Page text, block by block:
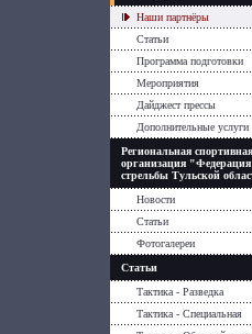
Наши партнёры
Статьи
Программа подготовки
Мероприятия
Дайджест прессы
Дополнительные услуги
Региональная
организация
стрельбы Тульской
Новости
Статьи
Фотогалереи
Статьи
Тактика - Разведка
Тактика - Специальная